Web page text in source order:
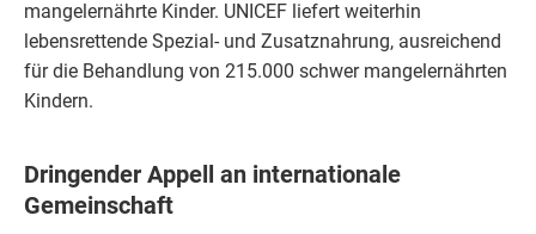
mangelernährte Kinder. UNICEF liefert weiterhin
lebensrettende Spezial- und Zusatznahrung, ausreichend
für die Behandlung von 215.000 schwer mangelernährten
Kindern.
Dringender Appell an internationale
Gemeinschaft